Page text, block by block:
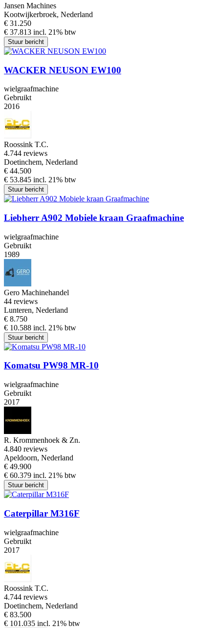
Jansen Machines
Kootwijkerbroek, Nederland
€ 31.250
€ 37.813 incl. 21% btw
Stuur bericht
WACKER NEUSON EW100
wielgraafmachine
Gebruikt
2016
Roossink T.C.
4.744 reviews
Doetinchem, Nederland
€ 44.500
€ 53.845 incl. 21% btw
Stuur bericht
Liebherr A902 Mobiele kraan Graafmachine
wielgraafmachine
Gebruikt
1989
Gero Machinehandel
44 reviews
Lunteren, Nederland
€ 8.750
€ 10.588 incl. 21% btw
Stuur bericht
Komatsu PW98 MR-10
wielgraafmachine
Gebruikt
2017
R. Krommenhoek & Zn.
4.840 reviews
Apeldoorn, Nederland
€ 49.900
€ 60.379 incl. 21% btw
Stuur bericht
Caterpillar M316F
wielgraafmachine
Gebruikt
2017
Roossink T.C.
4.744 reviews
Doetinchem, Nederland
€ 83.500
€ 101.035 incl. 21% btw